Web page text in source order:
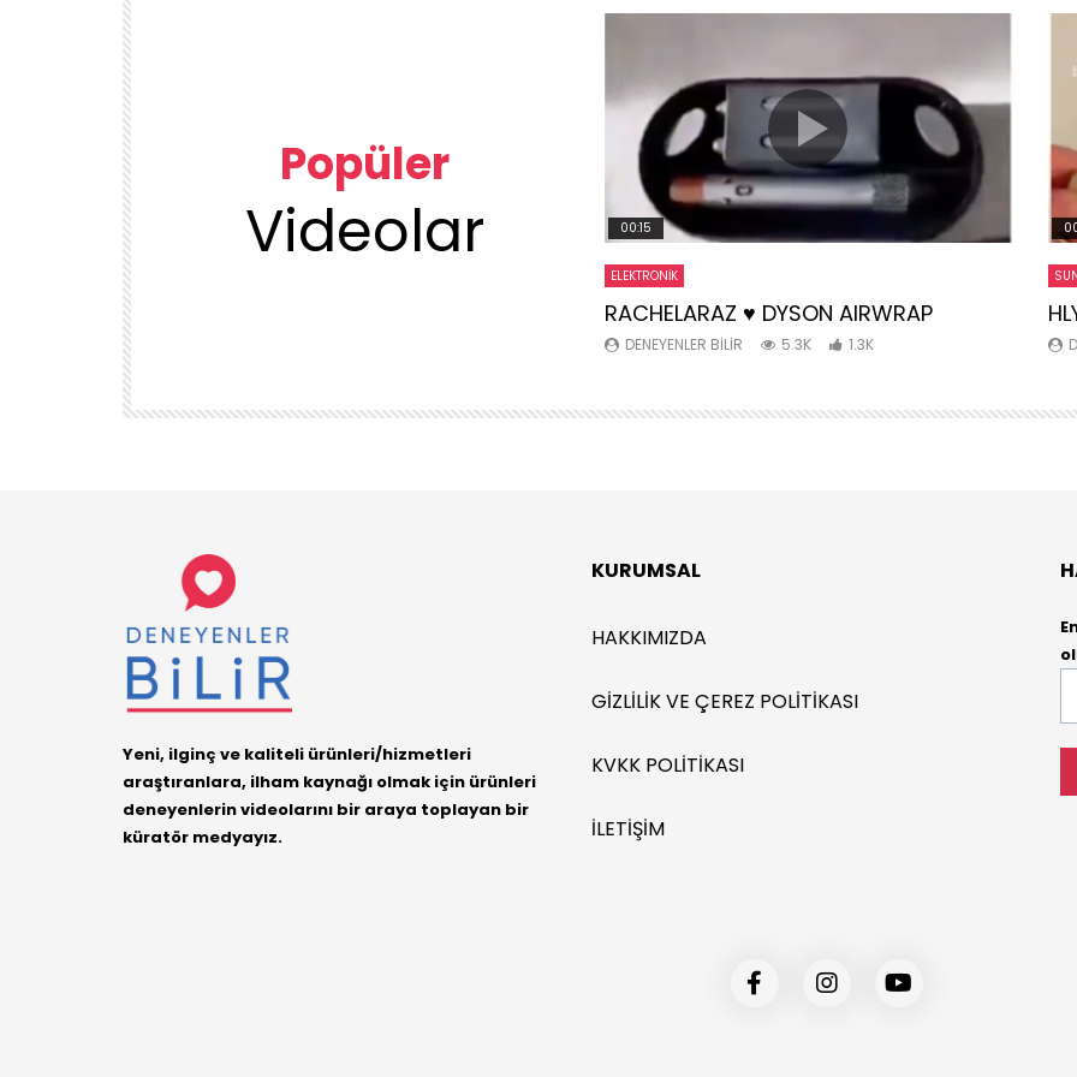
Popüler
Videolar 00:15
ELEKTRONIK
RACHELARAZ ♥️ DYSON AIRWRAP
DENEYENLER BILIR 5.3K 1.3K
Yeni, ilginç ve kaliteli ürünleri/hizmetleri
araştıranlara, ilham kaynağı olmak için ürünleri
deneyenlerin videolarını bir araya toplayan bir
küratör medyayız.
KURUMSAL
HAKKIMIZDA
GIZLILIK VE ÇEREZ POLITIKASI
KVKK POLITIKASI
İLETIŞIM